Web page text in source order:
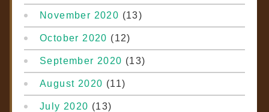
November 2020 (13)
October 2020 (12)
September 2020 (13)
August 2020 (11)
July 2020 (13)